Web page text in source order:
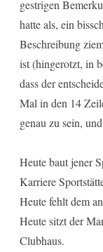
gestrigen
hatte als, ein
Beschreibung
ist (hingerotzt, in
dass der
Mal in den 14
genau zu sein,
Heute baut jener
Karriere
Heute fehlt dem
Heute sitzt der
Clubhaus.